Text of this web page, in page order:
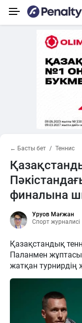
← Басты бет Теннис
финалына
Уруов Мағжан
Спорт журналисі
Қазақстандық
Паланмен
жатқан